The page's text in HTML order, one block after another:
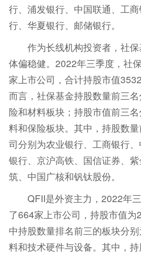
行、浦发银行、中国联通、工
行、华夏银行、邮储银行。
作为长线机构投资者，社保
体偏稳健。2022年三季度，社
家上市公司，合计持股市值
而言，社保基金持股数量前三
险和材料板块；持股市值前三
料和保险板块。其中，持股数
司分别为农业银行、工商银行
银行、京沪高铁、国信证券、
筑、中国广核和钒钛股份。
QFII是外资主力，2022年三
了664家上市公司，持股市值为
中持股数量排名前三的板块分
料和技术硬件与设备。其中，